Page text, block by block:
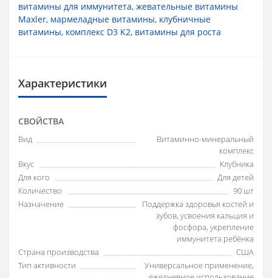
витамины для иммунитета, жевательные витамины
Maxler, мармеладные витамины, клубничные
витамины, комплекс D3 K2, витамины для роста
Характеристики
СВОЙСТВА
Вид
Витаминно-минеральный
комплекс
Вкус
Клубника
Для кого
Для детей
Количество
90 шт
Назначение
Поддержка здоровья костей и
зубов, усвоения кальция и
фосфора, укрепление
иммунитета ребёнка
Страна производства
США
Тип активности
Универсальное применение,